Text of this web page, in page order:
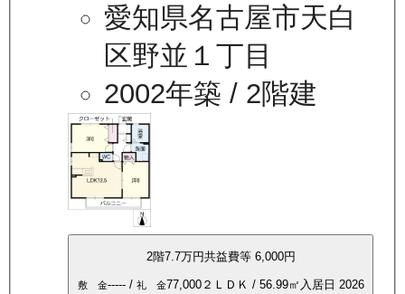
愛知県名古屋市天白
区野並１丁目
2002年築 / 2階建
2階7.7万円共益費等 6,000円
敷 金-----/ 礼 金77,000２ＬＤＫ / 56.99㎡ 入居日 2026